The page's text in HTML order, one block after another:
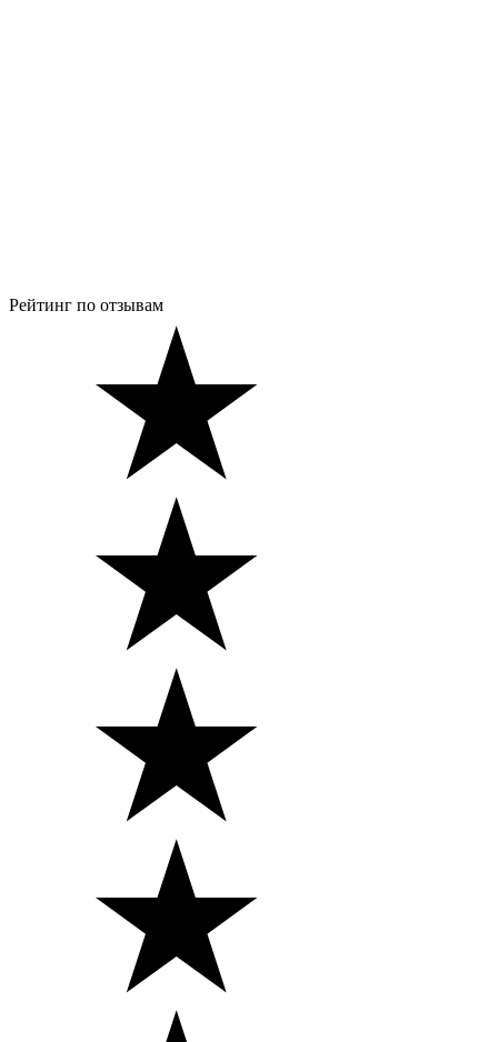
Рейтинг по отзывам